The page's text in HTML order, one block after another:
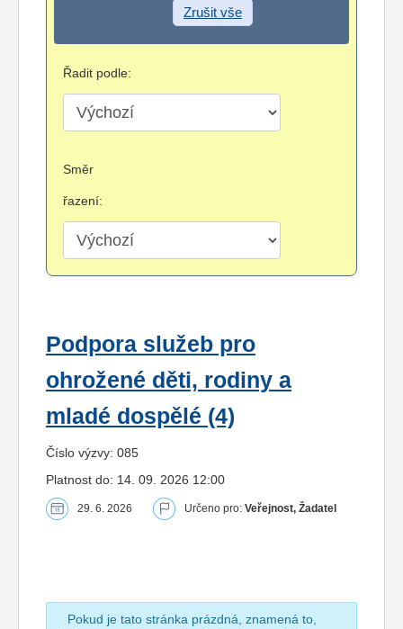
Zrušit vše
Řadit podle:
Směr
řazení:
Podpora služeb pro
ohrožené děti, rodiny a
mladé dospělé (4)
Číslo výzvy: 085
Platnost do: 14. 09. 2026 12:00
29. 6. 2026 Určeno pro: Veřejnost, Žadatel
Pokud je tato stránka prázdná, znamená to,